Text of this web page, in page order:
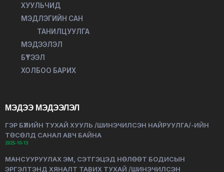
ХУУЛЬЧИД
МЭДЛЭГИЙН САН
ТАНИЛЦУУЛГА
МЭДЭЭЛЭЛ
БҮТЭЭЛ
ХОЛБОО БАРИХ
МЭДЭЭ МЭДЭЭЛЭЛ
ГЭР БҮЛИЙН ТУХАЙ ХУУЛЬ /ШИНЭЧИЛСЭН НАЙРУУЛГА/-ИЙН
ТӨСӨЛД САНАЛ АВЧ БАЙНА
2025-10-13
МАНСУУРУУЛАХ ЭМ, СЭТГЭЦЭД НӨЛӨӨТ БОДИСЫН
ЭРГЭЛТЭНД ХЯНАЛТ ТАВИХ ТУХАЙ /ШИНЭЧИЛСЭН